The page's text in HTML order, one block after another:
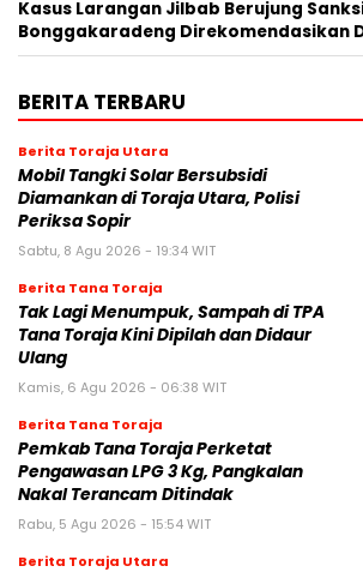
Kasus Larangan Jilbab Berujung
Bonggakaradeng Direkomendasikan
BERITA TERBARU
Berita Toraja Utara
Mobil Tangki Solar Bersubsidi
Diamankan di Toraja Utara, Polisi
Periksa Sopir
Sabtu, 8 Agu 2026 - 19:34 WIT
Berita Tana Toraja
Tak Lagi Menumpuk, Sampah di TPA
Tana Toraja Kini Dipilah dan Didaur
Ulang
Kamis, 6 Agu 2026 - 06:38 WIT
Berita Tana Toraja
Pemkab Tana Toraja Perketat
Pengawasan LPG 3 Kg, Pangkalan
Nakal Terancam Ditindak
Rabu, 5 Agu 2026 - 15:54 WIT
Berita Toraja Utara